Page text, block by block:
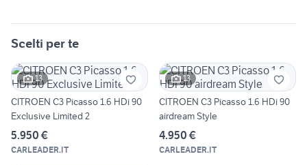
Scelti per te
13
CITROEN C3 Picasso 1.6 HDi 90
Exclusive Limited 2
5.950 €
CARLEADER.IT
13
CITROEN C3 Picasso 1.6 HDi 90
airdream Style
4.950 €
CARLEADER.IT